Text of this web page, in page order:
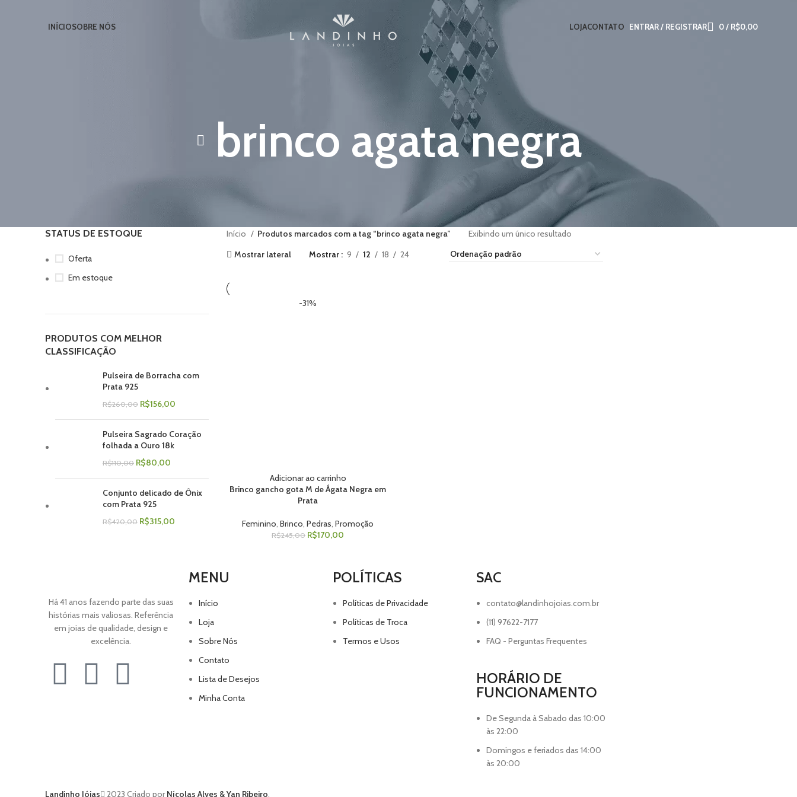
INÍCIOSOBRE NÓS LOJACONTATO ENTRAR / REGISTRAR 0/ R$0,00
brinco agata negra
STATUS DE ESTOQUE
Oferta
Em estoque
PRODUTOS COM MELHOR
CLASSIFICAÇÃO
Pulseira de Borracha com
Prata 925
R$260,00 R$156,00
Pulseira Sagrado Coração
folhada a Ouro 18k
R$110,00 R$80,00
Conjunto delicado de Ônix
com Prata 925
R$420,00 R$315,00
Início Produtos marcados com a tag “brinco agata negra”
Exibindo um único resultado
Mostrar lateral
Mostrar 9 12 18 24
-31%
Adicionar ao carrinho
Brinco gancho gota M de Ágata Negra em
Prata
Feminino,Brinco,Pedras,Promoção
R$245,00 R$170,00
Há 41 anos fazendo parte das suas
histórias mais valiosas. Referência
em joias de qualidade, design e
excelência.
MENU
Início
Loja
Sobre Nós
Contato
Lista de Desejos
Minha Conta
POLÍTICAS
Políticas de Privacidade
Políticas de Troca
Termos e Usos
SAC
contato@landinhojoias.com.br
(11) 97622-7177
FAQ - Perguntas Frequentes
HORÁRIO DE
FUNCIONAMENTO
De Segunda à Sabado das 10:00
às 22:00
Domingos e feriados das 14:00
às 20:00
Landinho Jóias 2023 Criado porNícolas Alves & Yan Ribeiro.